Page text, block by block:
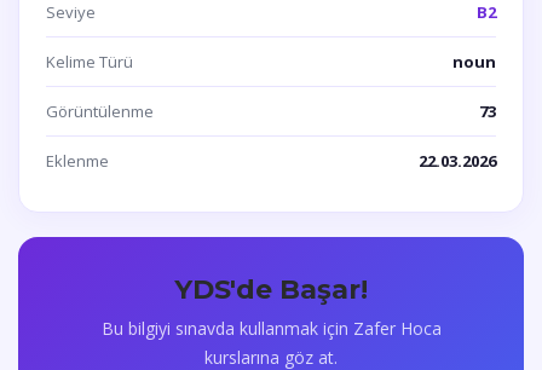
Seviye B2
Kelime Türü noun
Görüntülenme 73
Eklenme 22.03.2026
YDS'de Başar!
Bu bilgiyi sınavda kullanmak için Zafer Hoca
kurslarına göz at.